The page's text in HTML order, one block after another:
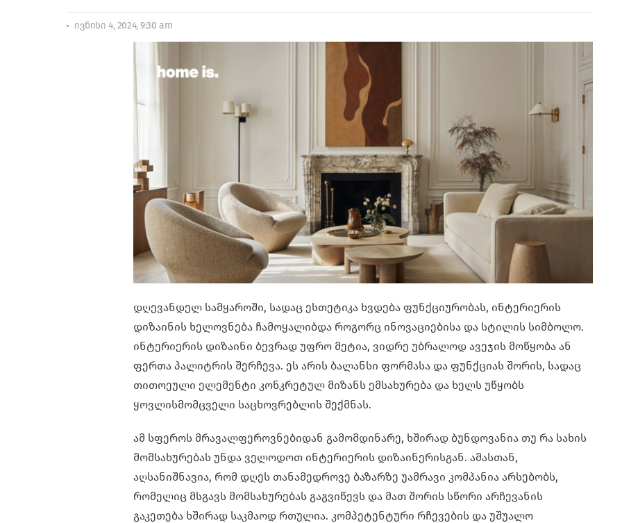
ივნისი 4, 2024, 9:30 am
დღევანდელ სამყაროში, სადაც ესთეტიკა ხვდება ფუნქციურობას, ინტერიერის
დიზაინის ხელოვნება ჩამოყალიბდა როგორც ინოვაციებისა და სტილის სიმბოლო.
ინტერიერის დიზაინი ბევრად უფრო მეტია, ვიდრე უბრალოდ ავეჯის მოწყობა ან
ფერთა პალიტრის შერჩევა. ეს არის ბალანსი ფორმასა და ფუნქციას შორის, სადაც
თითოეული ელემენტი კონკრეტულ მიზანს ემსახურება და ხელს უწყობს
ყოვლისმომცველი საცხოვრებლის შექმნას.
ამ სფეროს მრავალფეროვნებიდან გამომდინარე, ხშირად ბუნდოვანია თუ რა სახის
მომსახურებას უნდა ველოდოთ ინტერიერის დიზაინერისგან. ამასთან,
აღსანიშნავია, რომ დღეს თანამედროვე ბაზარზე უამრავი კომპანია არსებობს,
რომელიც მსგავს მომსახურებას გაგვიწევს და მათ შორის სწორი არჩევანის
გაკეთება ხშირად საკმაოდ რთულია. კომპეტენტური რჩევების და უშუალო